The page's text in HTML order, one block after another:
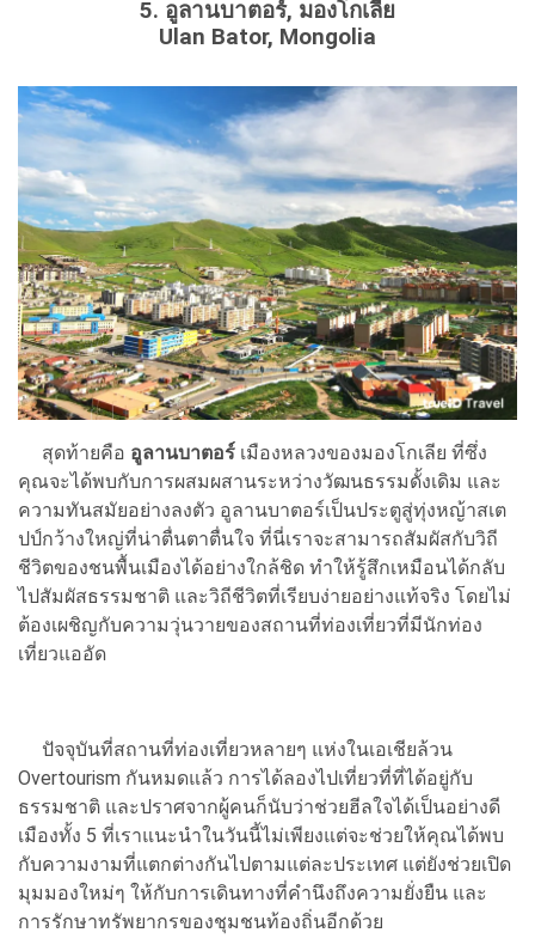
5. อูลานบาตอร์, มองโกเลีย
Ulan Bator, Mongolia
สุดท้ายคือ อูลานบาตอร์ เมืองหลวงของมองโกเลีย ที่ซึ่ง
คุณจะได้พบกับการผสมผสานระหว่างวัฒนธรรมดั้งเดิม และ
ความทันสมัยอย่างลงตัว อูลานบาตอร์เป็นประตูสู่ทุ่งหญ้าสเต
ปป์กว้างใหญ่ที่น่าตื่นตาตื่นใจ ที่นี่เราจะสามารถสัมผัสกับวิถี
ชีวิตของชนพื้นเมืองได้อย่างใกล้ชิด ทำให้รู้สึกเหมือนได้กลับ
ไปสัมผัสธรรมชาติ และวิถีชีวิตที่เรียบง่ายอย่างแท้จริง โดยไม่
ต้องเผชิญกับความวุ่นวายของสถานที่ท่องเที่ยวที่มีนักท่อง
เที่ยวแออัด
ปัจจุบันที่สถานที่ท่องเที่ยวหลายๆ แห่งในเอเชียล้วน
Overtourism กันหมดแล้ว การได้ลองไปเที่ยวที่ที่ได้อยู่กับ
ธรรมชาติ และปราศจากผู้คนก็นับว่าช่วยฮีลใจได้เป็นอย่างดี
เมืองทั้ง 5 ที่เราแนะนำในวันนี้ไม่เพียงแต่จะช่วยให้คุณได้พบ
กับความงามที่แตกต่างกันไปตามแต่ละประเทศ แต่ยังช่วยเปิด
มุมมองใหม่ๆ ให้กับการเดินทางที่คำนึงถึงความยั่งยืน และ
การรักษาทรัพยากรของชุมชนท้องถิ่นอีกด้วย